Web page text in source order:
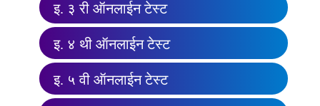
इ. ३ री ऑनलाईन टेस्ट
इ. ४ थी ऑनलाईन टेस्ट
इ. ५ वी ऑनलाईन टेस्ट